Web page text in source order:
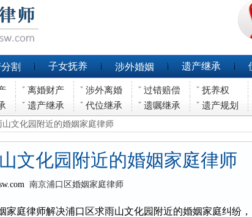
割 子女抚养 涉外婚姻 遗产继承
离婚财产 涉外离婚 过错赔偿 抚养权
遗产继承 代位继承 遗嘱继承 遗产规划
文化园附近的婚姻家庭律师
文化园附近的婚姻家庭律师
南京浦口区婚姻家庭律师
庭律师解决浦口区求雨山文化园附近的婚姻家庭纠纷，